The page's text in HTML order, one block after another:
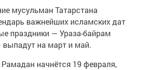
мусульман Татарстана
важнейших исламских дат
праздники — Ураза-байрам
на март и май.
начнётся 19 февраля,